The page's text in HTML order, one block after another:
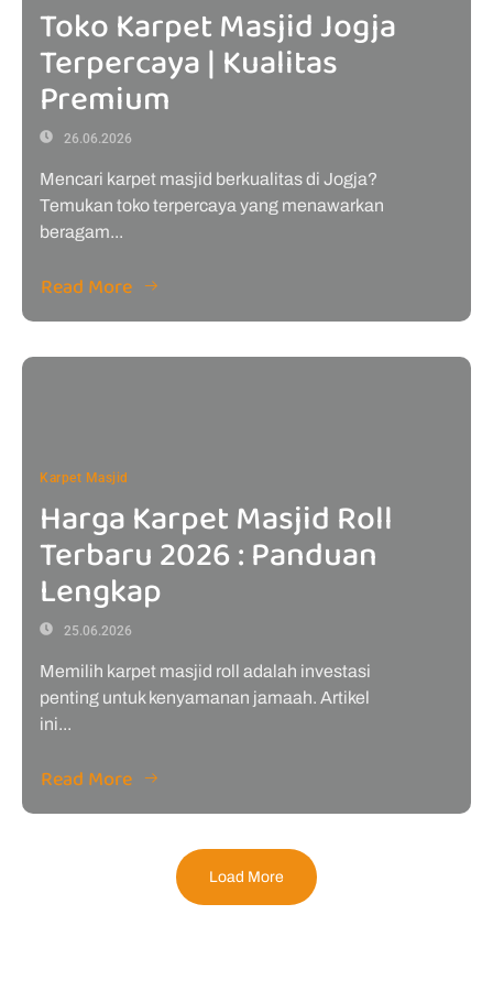
Toko Karpet Masjid Jogja
Terpercaya | Kualitas
Premium
26.06.2026
Mencari karpet masjid berkualitas di Jogja?
Temukan toko terpercaya yang menawarkan
beragam...
Read More
Karpet Masjid
Harga Karpet Masjid Roll
Terbaru 2026 : Panduan
Lengkap
25.06.2026
Memilih karpet masjid roll adalah investasi
penting untuk kenyamanan jamaah. Artikel
ini...
Read More
Load More